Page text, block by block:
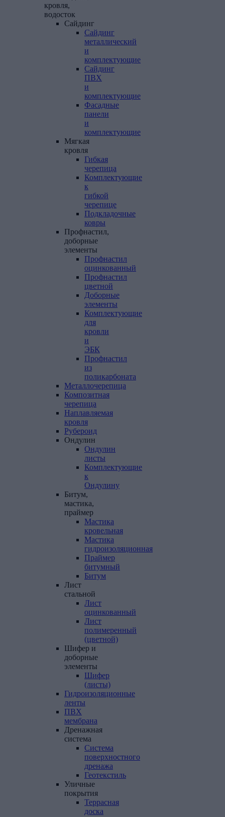
кровля,
водосток
Сайдинг
Сайдинг
металлический
и
комплектующие
Сайдинг
ПВХ
и
комплектующие
Фасадные
панели
и
комплектующие
Мягкая
кровля
Гибкая
черепица
Комплектующие
к
гибкой
черепице
Подкладочные
ковры
Профнастил,
доборные
элементы
Профнастил
оцинкованный
Профнастил
цветной
Доборные
элементы
Комплектующие
для
кровли
и
ЭБК
Профнастил
из
поликарбоната
Металлочерепица
Композитная
черепица
Наплавляемая
кровля
Рубероид
Ондулин
Ондулин
листы
Комплектующие
к
Ондулину
Битум,
мастика,
праймер
Мастика
кровельная
Мастика
гидроизоляционная
Праймер
битумный
Битум
Лист
стальной
Лист
оцинкованный
Лист
полимеренный
(цветной)
Шифер и
доборные
элементы
Шифер
(листы)
Гидроизоляционные
ленты
ПВХ
мембрана
Дренажная
система
Система
поверхностного
дренажа
Геотекстиль
Уличные
покрытия
Террасная
доска